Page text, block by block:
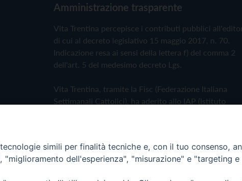
Amministrazione trasparente
Vita Trentina percepisce i contributi pubblici
di cui al decreto legislativo 15 maggio 2017, n. 70.
Indicazione resa ai sensi della lettera f) del comma 2
dell'art. 5 del medesimo decreto Lgs.
Vita Trentina, tramite la Fisc (Federazione Italiana
Settimanali Cattolici), ha aderito allo IAP (Istituto
Privacy Policy Cookie Policy
simili per finalità tecniche e, con il tuo consenso,
"miglioramento dell'esperienza", "misurazione" e "targeting